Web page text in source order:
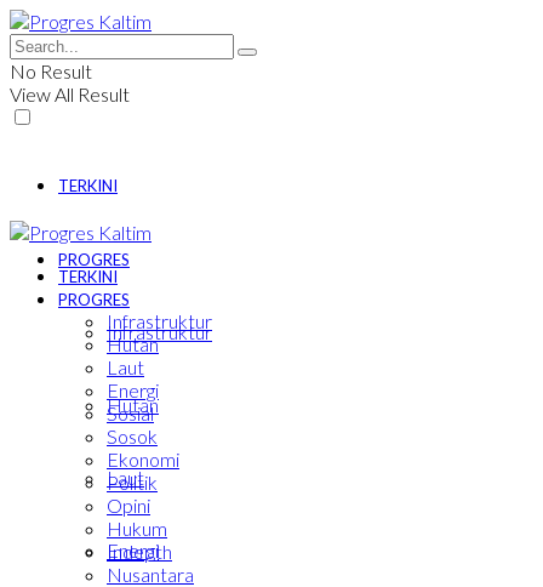
No Result
View All Result
TERKINI
PROGRES
Infrastruktur
Hutan
Laut
Energi
TERKINI
PROGRES
Infrastruktur
Hutan
Laut
Energi
Sosial
Sosok
Ekonomi
Politik
Opini
Hukum
Indepth
Nusantara